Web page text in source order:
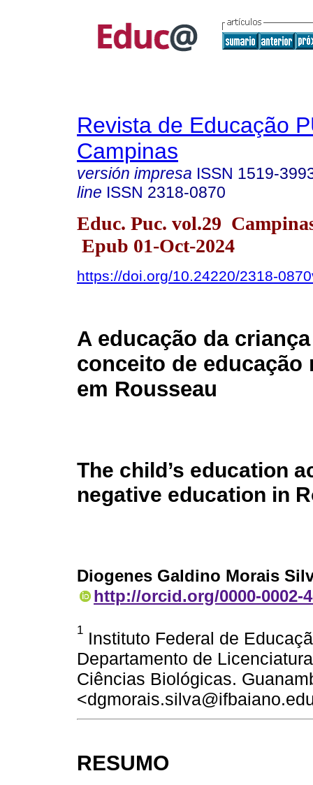
Revista de Educação
Campinas
versión impresa ISSN 1519-
line ISSN 2318-0870
Educ. Puc. vol.29
Epub 01-Oct-2024
https://doi.org/10.24220/2318-
A educação da
conceito de educação
em Rousseau
The child’s education
negative education in
Diogenes Galdino Morais
http://orcid.org/0000-0002-
1 Instituto Federal de
Departamento de
Ciências Biológicas.
RESUMO